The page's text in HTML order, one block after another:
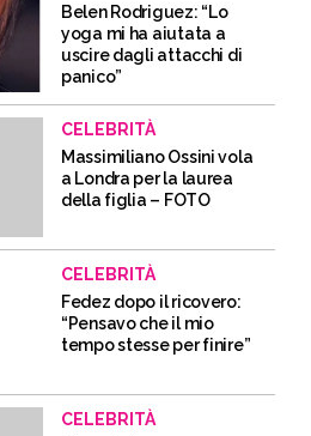
Belen Rodriguez: “Lo
yoga mi ha aiutata a
uscire dagli attacchi di
panico”
CELEBRITÀ
Massimiliano Ossini vola
a Londra per la laurea
della figlia – FOTO
CELEBRITÀ
Fedez dopo il ricovero:
“Pensavo che il mio
tempo stesse per finire”
CELEBRITÀ